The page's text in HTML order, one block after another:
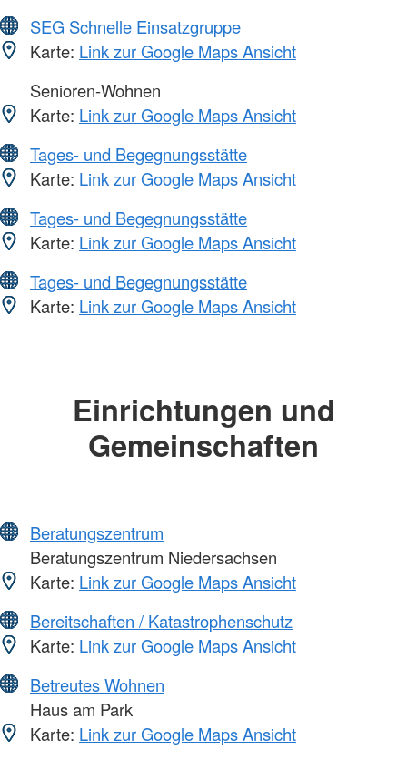
SEG Schnelle Einsatzgruppe
Karte: Link zur Google Maps Ansicht
Senioren-Wohnen
Karte: Link zur Google Maps Ansicht
Tages- und Begegnungsstätte
Karte: Link zur Google Maps Ansicht
Tages- und Begegnungsstätte
Karte: Link zur Google Maps Ansicht
Tages- und Begegnungsstätte
Karte: Link zur Google Maps Ansicht
Einrichtungen und
Gemeinschaften
Beratungszentrum
Beratungszentrum Niedersachsen
Karte: Link zur Google Maps Ansicht
Bereitschaften / Katastrophenschutz
Karte: Link zur Google Maps Ansicht
Betreutes Wohnen
Haus am Park
Karte: Link zur Google Maps Ansicht